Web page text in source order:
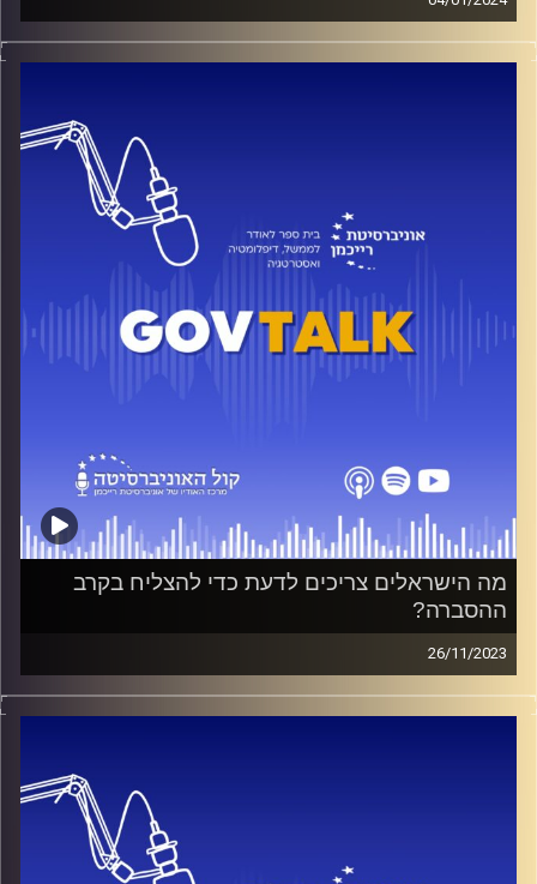
איך תראה ההנהגה ביום שאחרי המלחמה? מה ישתנה במדינה?
ומה תפקידה של התקשורת בחיינו? ד״ר חיים וייצמן, מנהל
לממשל ומנהל ומדיניות ציבורית בבית ספר לאודר לממשל,
דיפלומטיה ואסטרטגיה. מתמחה בניהול פוליטי, ביישום
מדיניות, בבעלי-עניין במרחב הציבורי ובמשטר מדינת ישראל.
Talking Lauder
הפודאקסט הרשמי של ביה״ס לאודר לממשל, דיפלומטיה
ואסטרטגיה באוניברסיטת רייכמן, בהגשת אור שושני ויובל
סלונים.
קרדיט תמונות:בית ספר לאודר לממשל דיפלומטיה ואסטרטגיה
מה הישראלים צריכים לדעת כדי להצליח בקרב
ההסברה?
26/11/2023
ישראל במלחמה; האם מודיעין יכול לפספס? האם ההסברה
הישראלית נכשלה? ומה צריך להשתנות ביום שאחרי המלחמה?
מומחית להסברה ובעלת קריירה של יותר מ-20 שנה בחיל
המודיעין, הצטרפה אלינו בכדי לענות על השאלות המסקרנות